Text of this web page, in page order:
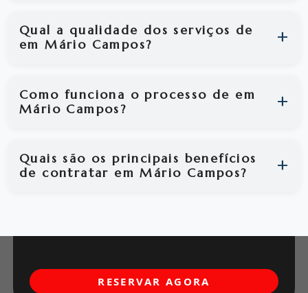
Qual a qualidade dos serviços de
em Mário Campos?
Como funciona o processo de em
Mário Campos?
Quais são os principais benefícios
de contratar em Mário Campos?
RESERVAR AGORA